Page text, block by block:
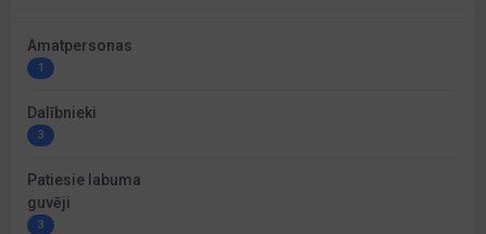
Amatpersonas
1
Dalībnieki
3
Patiesie labuma
guvēji
3